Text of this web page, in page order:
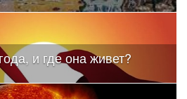
и где она живет?